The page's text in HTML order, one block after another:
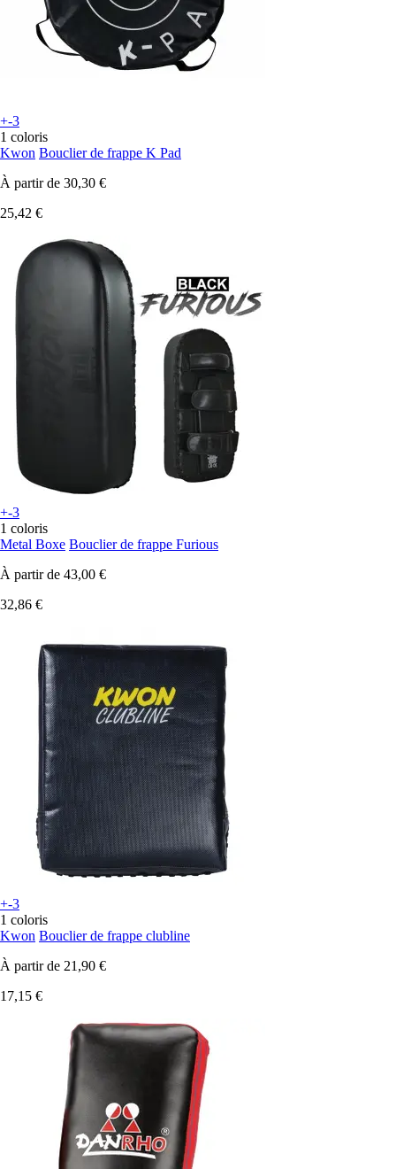
+-3
1 coloris
Kwon Bouclier de frappe K Pad
À partir de 30,30 €
25,42 €
+-3
1 coloris
Metal Boxe Bouclier de frappe Furious
À partir de 43,00 €
32,86 €
+-3
1 coloris
Kwon Bouclier de frappe clubline
À partir de 21,90 €
17,15 €